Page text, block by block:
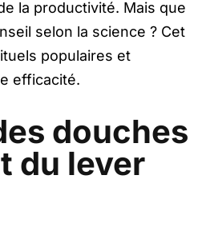
la productivité. Mais que
selon la science ? Cet
populaires et
efficacité.
douches
du lever